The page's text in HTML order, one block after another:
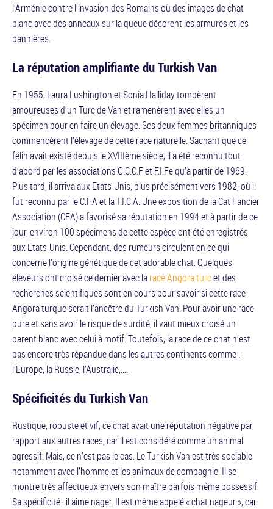
l’Arménie contre l’invasion des Romains où des images de chat
blanc avec des anneaux sur la queue décorent les armures et les
bannières.
La réputation amplifiante du Turkish Van
En 1955, Laura Lushington et Sonia Halliday tombèrent
amoureuses d’un Turc de Van et ramenèrent avec elles un
spécimen pour en faire un élevage. Ses deux femmes britanniques
commencèrent l’élevage de cette race naturelle. Sachant que ce
félin avait existé depuis le XVIIIème siècle, il a été reconnu tout
d’abord par les associations G.C.C.F et F.I.Fe qu’à partir de 1969.
Plus tard, il arriva aux Etats-Unis, plus précisément vers 1982, où il
fut reconnu par le C.F.A et la T.I.C.A. Une exposition de la Cat Fancier
Association (CFA) a favorisé sa réputation en 1994 et à partir de ce
jour, environ 100 spécimens de cette espèce ont été enregistrés
aux Etats-Unis. Cependant, des rumeurs circulent en ce qui
concerne l’origine génétique de cet adorable chat. Quelques
éleveurs ont croisé ce dernier avec larace Angora turcet des
recherches scientifiques sont en cours pour savoir si cette race
Angora turque serait l’ancêtre du Turkish Van. Pour avoir une race
pure et sans avoir le risque de surdité, il vaut mieux croisé un
parent blanc avec celui à motif. Toutefois, la race de ce chat n’est
pas encore très répandue dans les autres continents comme :
l’Europe, la Russie, l’Australie,….
Spécificités du Turkish Van
Rustique, robuste et vif, ce chat avait une réputation négative par
rapport aux autres races, car il est considéré comme un animal
agressif. Mais, ce n’est pas le cas. Le Turkish Van est très sociable
notamment avec l’homme et les animaux de compagnie. Il se
montre très affectueux envers son maître parfois même possessif.
Sa spécificité : il aime nager. Il est même appelé « chat nageur », car